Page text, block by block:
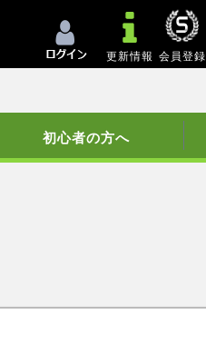
更新情報 会員登録
初心者の方へ